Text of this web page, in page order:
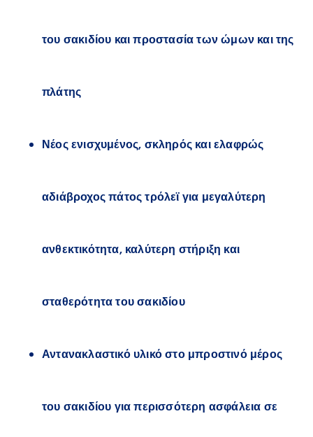
του σακιδίου και προστασία των ώμων και της
πλάτης
Νέος ενισχυμένος, σκληρός και ελαφρώς
αδιάβροχος πάτος τρόλεϊ για μεγαλύτερη
ανθεκτικότητα, καλύτερη στήριξη και
σταθερότητα του σακιδίου
Αντανακλαστικό υλικό στο μπροστινό μέρος
του σακιδίου για περισσότερη ασφάλεια σε